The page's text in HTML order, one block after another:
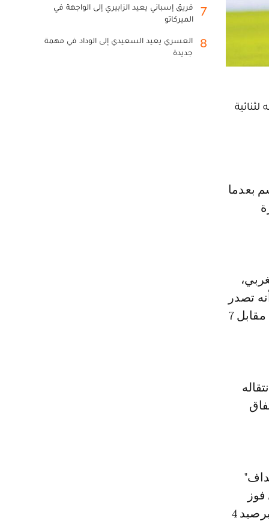
المغربي،
تصدر
قمة هدافي ناديه، الذي لم يسجل سوى 6 أهداف، في 4 مباريات حتى الآن مقابل 7
واحد وتعادل في 4 مباريات وضعته في المركز العاشر في جدول الترتيب برصيد 4
7
فريق إسباني يعيد الزابيري إلى الواجهة في
الميركاتو
8
العسري يعيد السعيدي إلى الوداد في مهمة
جديدة